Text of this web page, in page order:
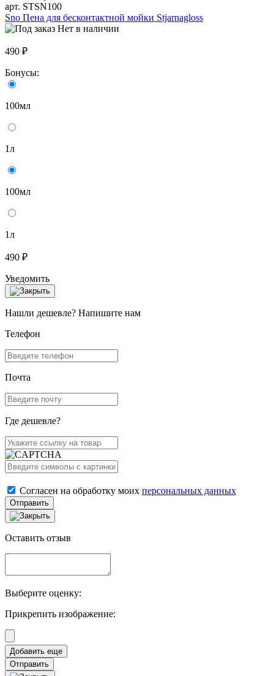
арт. STSN100
Sno Пена для бесконтактной мойки Stjarnagloss
Нет в наличии
490 ₽
Бонусы:
100мл
1л
100мл
1л
490 ₽
Уведомить
Нашли дешевле? Напишите нам
Телефон
Почта
Где дешевле?
Согласен на обработку моих персональных данных
Отправить
Оставить отзыв
Выберите оценку:
Прикрепить изображение:
Отправить